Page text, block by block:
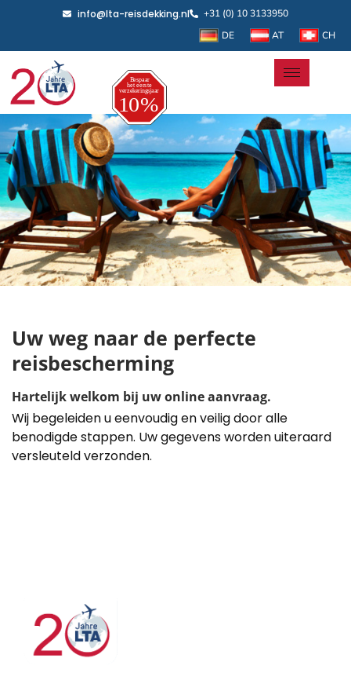
info@lta-reisdekking.nl
+31 (0) 10 3133950
DE
AT CH
Uw weg naar de perfecte
reisbescherming
Hartelijk welkom bij uw online aanvraag.
Wij begeleiden u eenvoudig en veilig door alle
benodigde stappen. Uw gegevens worden uiteraard
versleuteld verzonden.